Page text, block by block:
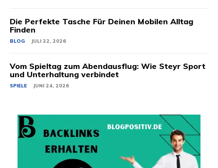
Die Perfekte Tasche Für Deinen Mobilen Alltag
Finden
BLOG JULI 22, 2026
Vom Spieltag zum Abendausflug: Wie Steyr Sport
und Unterhaltung verbindet
SPIELE JUNI 24, 2026